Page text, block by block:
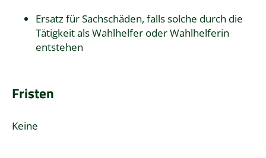
Ersatz für Sachschäden, falls solche durch die
Tätigkeit als Wahlhelfer oder Wahlhelferin
entstehen
Fristen
Keine